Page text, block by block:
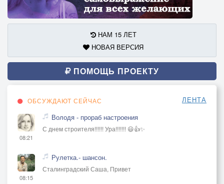
НАМ 15 ЛЕТ
НОВАЯ ВЕРСИЯ
ПОМОЩЬ ПРОЕКТУ
ОБСУЖДАЮТ СЕЙЧАС ЛЕНТА
08:21
Володя - прораб настроения
С днем строителя!!!!!! Ура!!!!!!! 😃👍✨
08:15
Рулетка.- шансон.
Сталинградский Саша, Привет